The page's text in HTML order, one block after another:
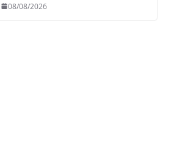
08/08/2026